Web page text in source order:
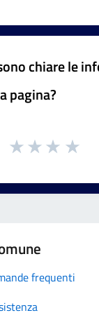
chiare le
pagina?
frequenti